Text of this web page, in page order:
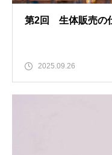
第2回 生体販売の
2025.09.26